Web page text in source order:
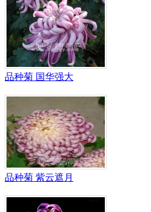
品种菊 国华强大
品种菊 紫云遮月